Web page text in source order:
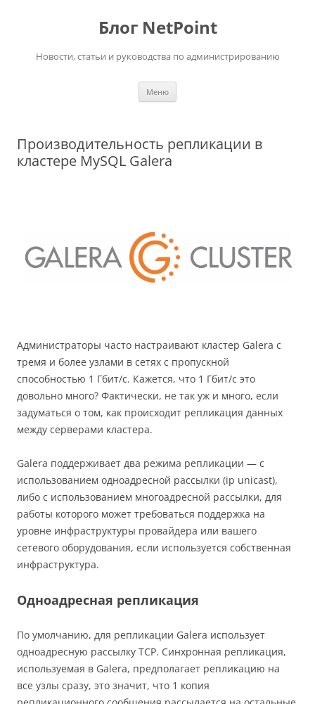
Блог NetPoint
Новости, статьи и руководства по администрированию
Меню
Производительность репликации в
кластере MySQL Galera
Администраторы часто настраивают кластер Galera с
тремя и более узлами в сетях с пропускной
способностью 1 Гбит/с. Кажется, что 1 Гбит/с это
довольно много? Фактически, не так уж и много, если
задуматься о том, как происходит репликация данных
между серверами кластера.
Galera поддерживает два режима репликации — с
использованием одноадресной рассылки (ip unicast),
либо с использованием многоадресной рассылки, для
работы которого может требоваться поддержка на
уровне инфраструктуры провайдера или вашего
сетевого оборудования, если используется собственная
инфраструктура.
Одноадресная репликация
По умолчанию, для репликации Galera использует
одноадресную рассылку TCP. Синхронная репликация,
используемая в Galera, предполагает репликацию на
все узлы сразу, это значит, что 1 копия